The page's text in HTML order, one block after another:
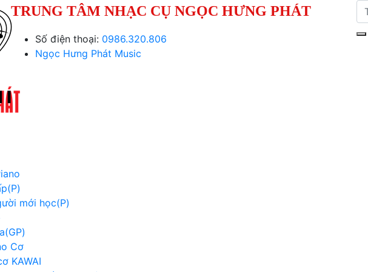
TRUNG TÂM NHẠC CỤ NGỌC HƯNG PHÁT
Số điện thoại: 0986.320.806
Ngọc Hưng Phát Music
mới học(P)
Cơ
KAWAI